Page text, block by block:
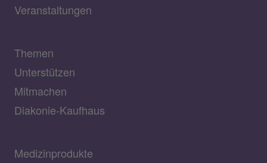
Veranstaltungen
Themen
Unterstützen
Mitmachen
Diakonie-Kaufhaus
Medizinprodukte